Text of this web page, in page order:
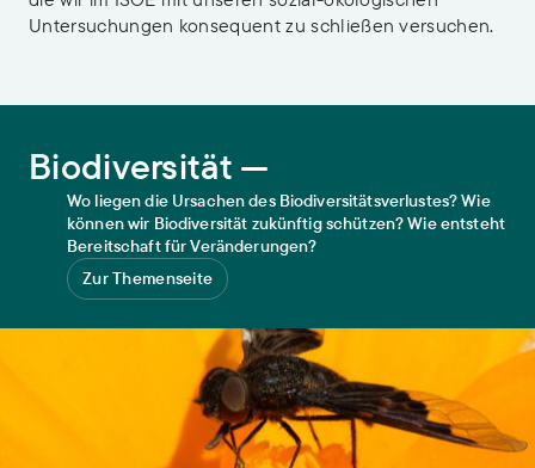
Untersuchungen konsequent zu schließen versuchen.
Biodiversität —
Wo liegen die Ursachen des Biodiversitätsverlustes? Wie
können wir Biodiversität zukünftig schützen? Wie entsteht
Bereitschaft für Veränderungen?
Zur Themenseite